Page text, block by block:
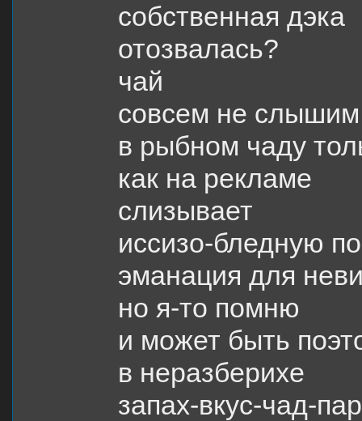
собственная дэка
отозвалась?
чай
совсем не слышим
в рыбном чаду
как на рекламе
слизывает
иссизо-бледную
эманация для
но я-то помню
и может быть
в неразберихе
запах-вкус-чад-